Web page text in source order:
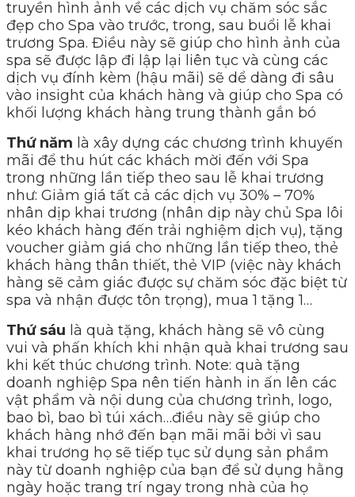
truyền hình ảnh về các dịch vụ chăm sóc sắc
đẹp cho Spa vào trước, trong, sau buổi lễ khai
trương Spa. Điều này sẽ giúp cho hình ảnh của
spa sẽ được lập đi lập lại liên tục và cùng các
dịch vụ đính kèm (hậu mãi) sẽ dể dàng đi sâu
vào insight của khách hàng và giúp cho Spa có
khối lượng khách hàng trung thành gắn bó
Thứ năm là xây dựng các chương trình khuyến
mãi để thu hút các khách mời đến với Spa
trong những lần tiếp theo sau lễ khai trương
như: Giảm giá tất cả các dịch vụ 30% – 70%
nhân dịp khai trương (nhân dịp này chủ Spa lôi
kéo khách hàng đến trải nghiệm dịch vụ), tặng
voucher giảm giá cho những lần tiếp theo, thẻ
khách hàng thân thiết, thẻ VIP (việc này khách
hàng sẽ cảm giác được sự chăm sóc đặc biệt từ
spa và nhận được tôn trọng), mua 1 tặng 1…
Thứ sáu là quà tặng, khách hàng sẽ vô cùng
vui và phấn khích khi nhận quà khai trương sau
khi kết thúc chương trình. Note: quà tặng
doanh nghiệp Spa nên tiến hành in ấn lên các
vật phẩm và nội dung của chương trình, logo,
bao bì, bao bì túi xách…điều này sẽ giúp cho
khách hàng nhớ đến bạn mãi mãi bởi vì sau
khai trương họ sẽ tiếp tục sử dụng sản phầm
này từ doanh nghiệp của bạn để sử dụng hằng
ngày hoặc trang trí ngay trong nhà của họ